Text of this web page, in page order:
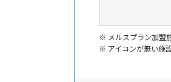
メルスプラン加盟
アイコンが無い施